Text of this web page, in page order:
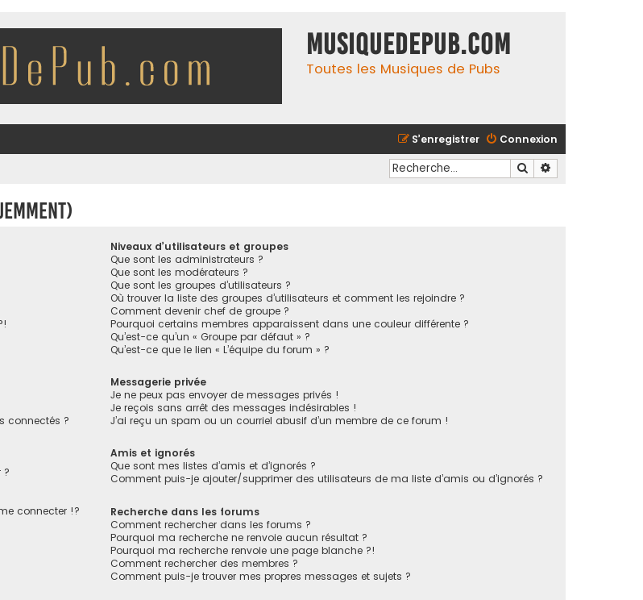
MusiqueDePub.com
Toutes les Musiques de Pubs
Connexion
S’enregistrer
Rechercher
connectés ?
?
connecter !?
Niveaux d’utilisateurs et groupes
Que sont les administrateurs ?
Que sont les modérateurs ?
Que sont les groupes d’utilisateurs ?
Où trouver la liste des groupes d’utilisateurs et comment les rejoindre ?
Comment devenir chef de groupe ?
Pourquoi certains membres apparaissent dans une couleur différente ?
Qu’est-ce qu’un « Groupe par défaut » ?
Qu’est-ce que le lien « L’équipe du forum » ?
Messagerie privée
Je ne peux pas envoyer de messages privés !
Je reçois sans arrêt des messages indésirables !
J’ai reçu un spam ou un courriel abusif d’un membre de ce forum !
Amis et ignorés
Que sont mes listes d’amis et d’ignorés ?
Comment puis-je ajouter/supprimer des utilisateurs de ma liste d’amis ou d’ignorés ?
Recherche dans les forums
Comment rechercher dans les forums ?
Pourquoi ma recherche ne renvoie aucun résultat ?
Pourquoi ma recherche renvoie une page blanche ?!
Comment rechercher des membres ?
Comment puis-je trouver mes propres messages et sujets ?